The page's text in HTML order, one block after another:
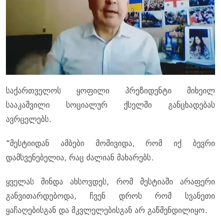
საქართველოს ყოფილი პრეზიდენტი მიხეილ
სააკაშვილი სოციალურ ქსელში განცხადებას
ავრცელებს.
"მესტიიდან ამბები მომივიდა, რომ იქ ბევრი
დამსვენებელია, რაც ძალიან მახარებს.
ყველას მინდა ახსოვდეს, რომ მესტიაში არაფერი
განვითარდებოდა, ჩვენ დროს რომ სვანეთი
ყაჩაღებისგან და მკვლელებისგან არ გაწმენდილიყო.